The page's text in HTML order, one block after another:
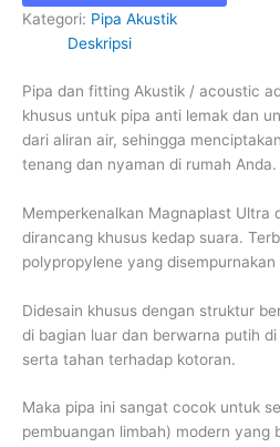
Kategori: Pipa Akustik
Deskripsi
Pipa dan fitting Akustik / acoustic
khusus untuk pipa anti lemak dan
dari aliran air, sehingga
tenang dan nyaman di rumah Anda.
Memperkenalkan Magnaplast Ultra
dirancang khusus kedap suara.
polypropylene yang
Didesain khusus dengan struktur
di bagian luar dan berwarna putih
serta tahan terhadap kotoran.
Maka pipa ini sangat cocok untuk
pembuangan limbah) modern yang